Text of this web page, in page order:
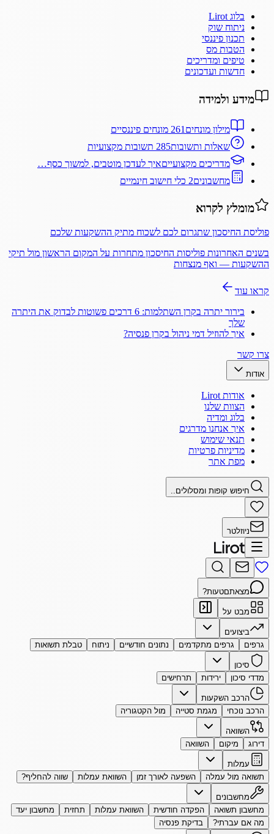
בלוג Lirot
ניתוח שוק
תכנון פיננסי
הטבות מס
טיפים ומדריכים
חדשות ועדכונים
מידע ולמידה
מילון מונחים 261 מונחים פיננסיים
שאלות ותשובות285 תשובות מקצועיות
מדריכים מקצועייםאיך לעדכן מוטבים, למשוך כסף…
מחשבונים2 כלי חישוב חינמיים
מומלץ לקרוא
פוליסת החיסכון שתגרום לכם לשכוח מתיק ההשקעות שלכם
בשנים האחרונות פוליסות החיסכון מתחרות על המקום הראשון מול תיקי
ההשקעות — ואף מנצחות
קראו עוד
בירור יתרה בקרן השתלמות: 6 דרכים פשוטות לבדוק את היתרה
שלך
איך להוזיל דמי ניהול בקרן פנסיה?
צרו קשר
אודות
אודות Lirot
הצוות שלנו
בלוג ומדיה
איך אנחנו מדרגים
תנאי שימוש
מדיניות פרטיות
מפת אתר
חיפוש קופות ומסלולים..
ניוזלטר
מצאתםטעות?
מבט על
ביצועים
גרפים
גרפים מתקדמים נתונים חודשיים ניתוח טבלת תשואות
סיכון
מדדי סיכון
ירידות תרחישים
הרכב השקעות
הרכב נוכחי
מגמת סטייה מול הקטגוריה
השוואה
דירוג
מיקום השוואה
עמלות
תשואה מול עמלה
השפעה לאורך זמן השוואת עמלות שווה להחליף?
מחשבונים
מחשבון תשואה
הפקדה חודשית השוואת עמלות תחזית
מחשבון יעד
מה אם עברתי?
בדיקת פנסיה